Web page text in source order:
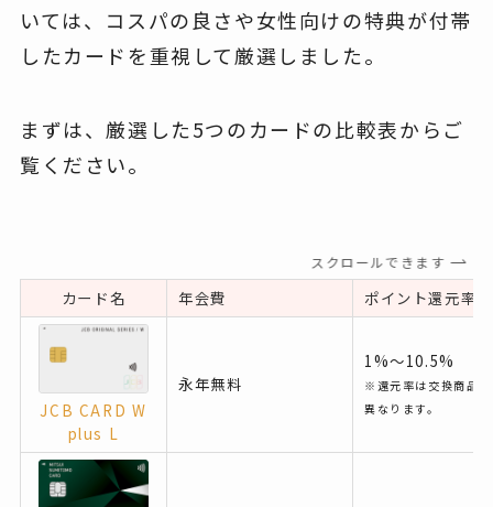
いては、コスパの良さや女性向けの特典が付帯
したカードを重視して厳選しました。
まずは、厳選した5つのカードの比較表からご
覧ください。
スクロールできます
カード名 年会費 ポイント還元率
JCB CARD W
plus L
永年無料
1%〜10.5%
※還元率は交換商品
異なります。